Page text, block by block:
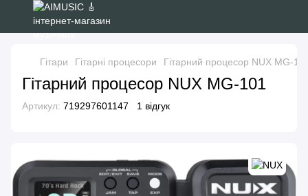
Гітари Гітарні процесори Гітарний процесор NUX MG-
Гітарний процесор NUX MG-101
Артикул: 719297601147 1 відгук